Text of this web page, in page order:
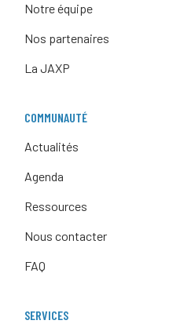
Notre équipe
Nos partenaires
La JAXP
COMMUNAUTÉ
Actualités
Agenda
Ressources
Nous contacter
FAQ
SERVICES